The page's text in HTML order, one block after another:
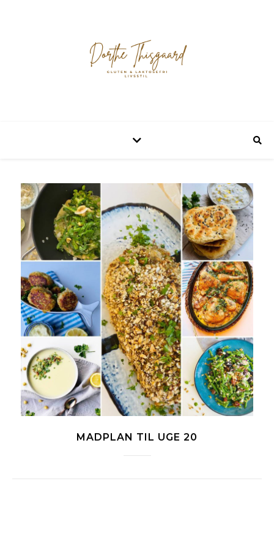
MADPLAN TIL UGE 20